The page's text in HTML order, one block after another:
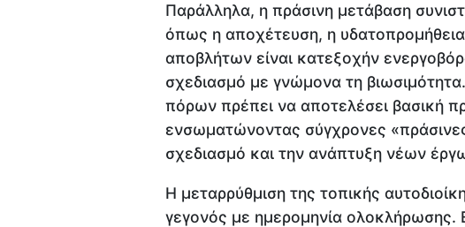
Παράλληλα, η πράσινη μετάβαση
όπως η αποχέτευση, η υδατοπρομήθεια
αποβλήτων είναι κατεξοχήν
σχεδιασμό με γνώμονα τη
πόρων πρέπει να αποτελέσει βασική
ενσωματώνοντας σύγχρονες
σχεδιασμό και την ανάπτυξη νέων
Η μεταρρύθμιση της τοπικής
γεγονός με ημερομηνία ολοκλήρωσης.